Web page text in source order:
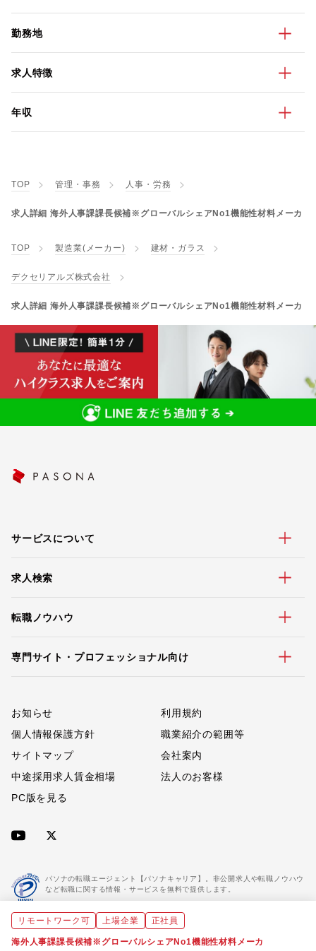
勤務地
求人特徴
年収
TOP 管理・事務 人事・労務
求人詳細 海外人事課課長候補※グローバルシェアNo1機能性材料メーカ
TOP 製造業(メーカー) 建材・ガラス
デクセリアルズ株式会社
求人詳細 海外人事課課長候補※グローバルシェアNo1機能性材料メーカ
サービスについて
求人検索
転職ノウハウ
専門サイト・プロフェッショナル向け
お知らせ
利用規約
個人情報保護方針
職業紹介の範囲等
サイトマップ
会社案内
中途採用求人賃金相場
法人のお客様
PC版を見る
パソナの転職エージェント【パソナキャリア】。非公開求人や転職ノウハウ
など転職に関する情報・サービスを無料で提供します。
「パソナキャリア」は職業紹介優良事業者に認定されています。
リモートワーク可 上場企業 正社員
海外人事課課長候補※グローバルシェアNo1機能性材料メーカ